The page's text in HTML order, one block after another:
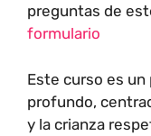
preguntas de
formulario
Este curso es un
profundo,
y la crianza